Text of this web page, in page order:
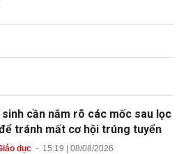
cần nắm rõ các mốc sau lọc
tránh mất cơ hội trúng tuyển
dục- 15:19 | 08/08/2026